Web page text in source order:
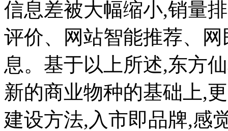
信息差被大幅缩小,销量
评价、网站智能推荐、
息。基于以上所述,东方
新的商业物种的基础上,
建设方法,入市即品牌,感